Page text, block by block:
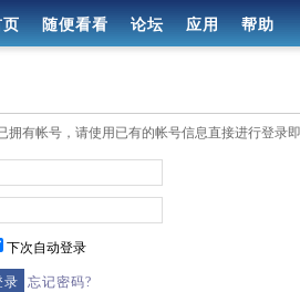
页 随便看看 论坛 应用 帮助
拥有帐号，请使用已有的帐号信息直接进行登录
下次自动登录
忘记密码?